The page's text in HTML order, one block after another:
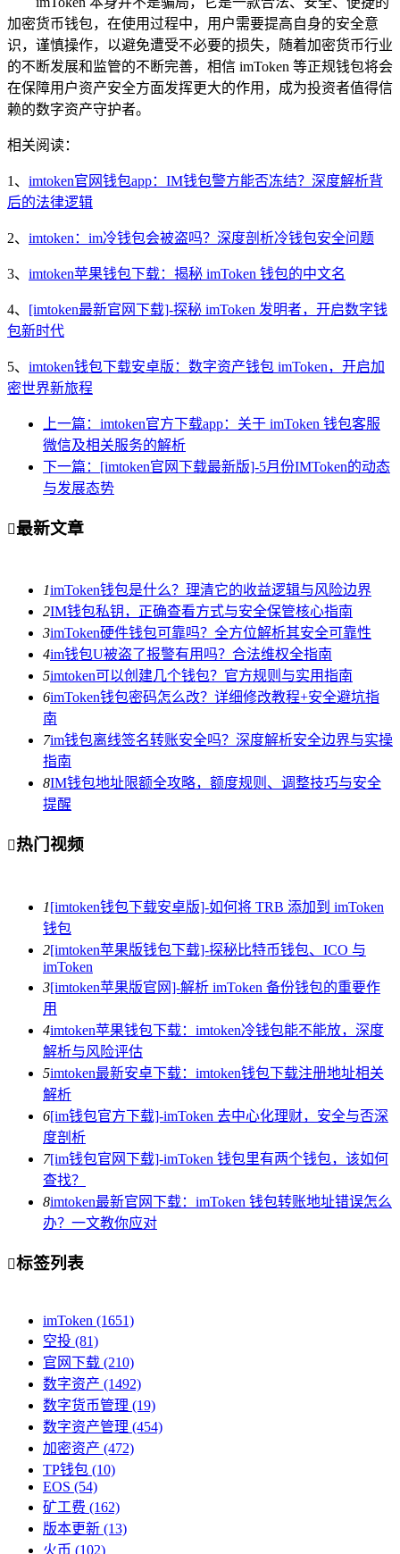
加密货币钱包，在使用过程中，用户需要提高自身的安全意
识，谨慎操作，以避免遭受不必要的损失，随着加密货币行业
的不断发展和监管的不断完善，相信 imToken 等正规钱包将会
在保障用户资产安全方面发挥更大的作用，成为投资者值得信
赖的数字资产守护者。
相关阅读：
1、 imtoken官网钱包app：IM钱包警方能否冻结？深度解析背
后的法律逻辑
2、 imtoken：im冷钱包会被盗吗？深度剖析冷钱包安全问题
3、 imtoken苹果钱包下载：揭秘 imToken 钱包的中文名
4、 [imtoken最新官网下载]-探秘 imToken 发明者，开启数字钱
包新时代
5、 imtoken钱包下载安卓版：数字资产钱包 imToken，开启加
密世界新旅程
上一篇：imtoken官方下载app：关于 imToken 钱包客服
微信及相关服务的解析
下一篇：[imtoken官网下载最新版]-5月份IMToken的动态
与发展态势
最新文章
1imToken钱包是什么？理清它的收益逻辑与风险边界
2IM钱包私钥，正确查看方式与安全保管核心指南
3imToken硬件钱包可靠吗？全方位解析其安全可靠性
4im钱包U被盗了报警有用吗？合法维权全指南
5imtoken可以创建几个钱包？官方规则与实用指南
6imToken钱包密码怎么改？详细修改教程+安全避坑指
南
7im钱包离线签名转账安全吗？深度解析安全边界与实操
指南
8IM钱包地址限额全攻略，额度规则、调整技巧与安全
提醒
热门视频
1[imtoken钱包下载安卓版]-如何将 TRB 添加到 imToken
钱包
2[imtoken苹果版钱包下载]-探秘比特币钱包、ICO 与
imToken
3[imtoken苹果版官网]-解析 imToken 备份钱包的重要作
用
4imtoken苹果钱包下载：imtoken冷钱包能不能放，深度
解析与风险评估
5imtoken最新安卓下载：imtoken钱包下载注册地址相关
解析
6[im钱包官方下载]-imToken 去中心化理财，安全与否深
度剖析
7[im钱包官网下载]-imToken 钱包里有两个钱包，该如何
查找？
8imtoken最新官网下载：imToken 钱包转账地址错误怎么
办？一文教你应对
标签列表
imToken (1651)
空投 (81)
官网下载 (210)
数字资产 (1492)
数字货币管理 (19)
数字资产管理 (454)
加密资产 (472)
TP钱包 (10)
EOS (54)
矿工费 (162)
版本更新 (13)
火币 (102)